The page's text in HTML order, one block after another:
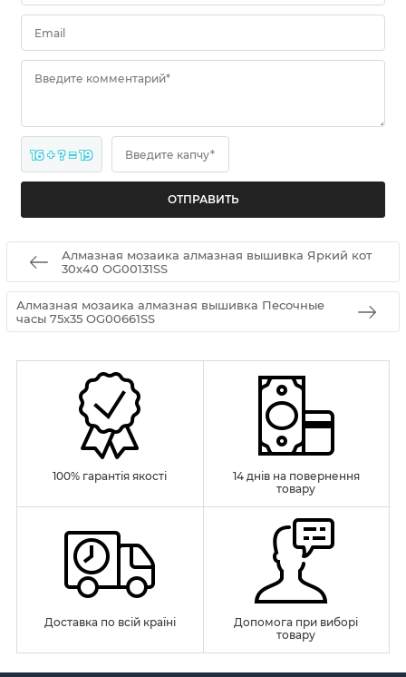
Email
Введите комментарий*
16 + ? = 19 Введите капчу*
Алмазная мозаика алмазная вышивка Яркий кот
30x40 OG00131SS
Алмазная мозаика алмазная вышивка Песочные
часы 75x35 OG00661SS
100% гарантія якості
14 днів на повернення
товару
Доставка по всій країні
Допомога при виборі
товару